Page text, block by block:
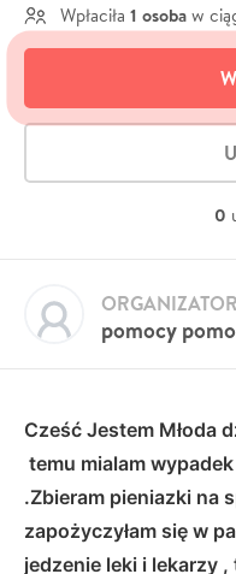
Wpłaciła 1 osoba w
0
pomocy
Cześć Jestem Młoda
temu mialam
.Zbieram pieniazki na
zapożyczyłam się w
jedzenie leki i lekarzy